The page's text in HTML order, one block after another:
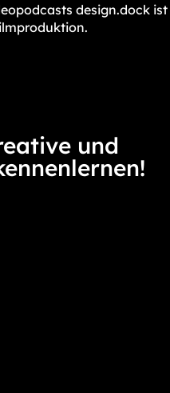
design.dock
und